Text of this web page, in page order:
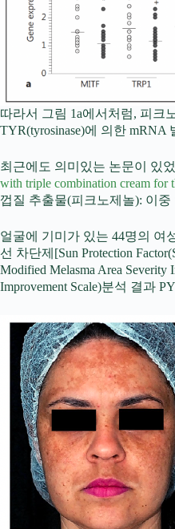
따라서 그림 1a에서처럼, 피크노
TYR(tyrosinase)에 의한
최근에도 의미있는 논문이 있었
with triple combination cream for
껍질 추출물(피크노제놀): 이중
얼굴에 기미가 있는 44명의 여
선 차단제[Sun Protection
Modified Melasma Area
Improvement Scale)분석 결과